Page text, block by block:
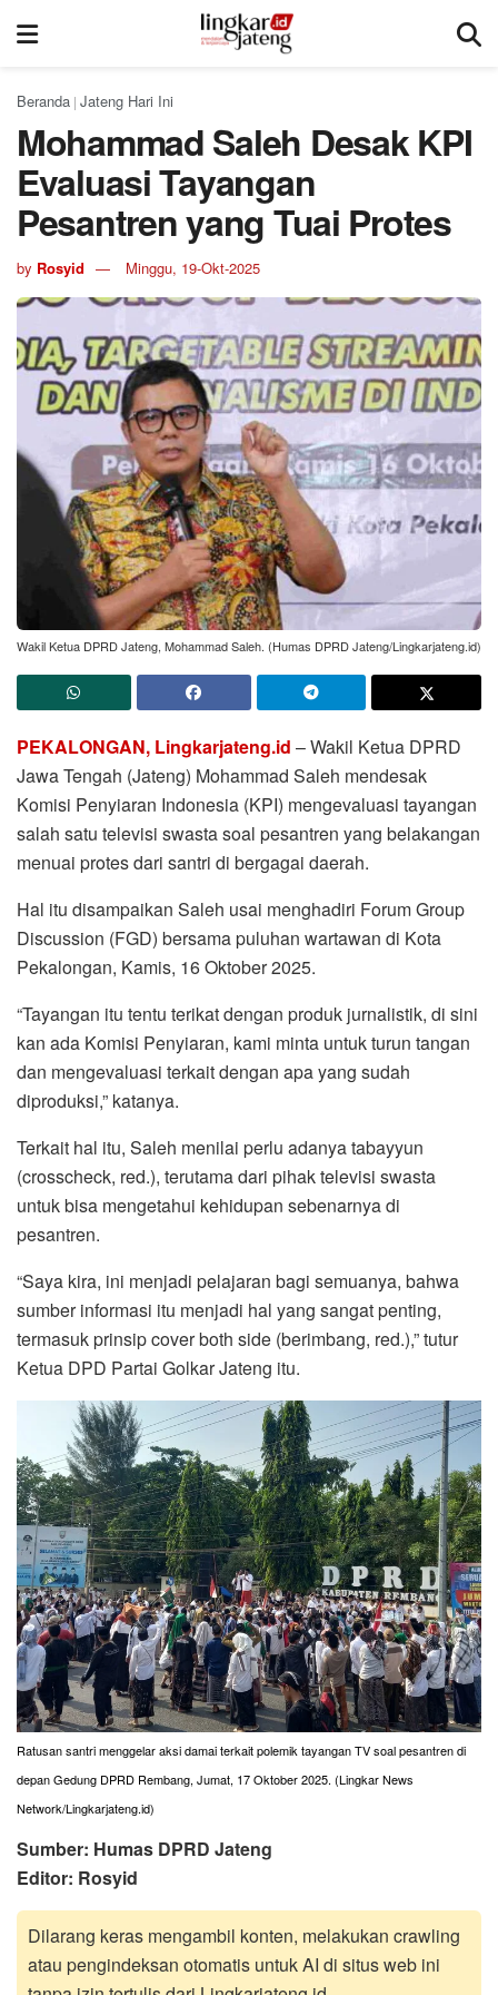
Beranda | Jateng Hari Ini
Mohammad Saleh Desak KPI
Evaluasi Tayangan
Pesantren yang Tuai Protes
by Rosyid Minggu, 19-Okt-2025
Wakil Ketua DPRD Jateng, Mohammad Saleh. (Humas DPRD Jateng/Lingkarjateng.id)
PEKALONGAN, Lingkarjateng.id – Wakil Ketua DPRD
Jawa Tengah (Jateng) Mohammad Saleh mendesak
Komisi Penyiaran Indonesia (KPI) mengevaluasi tayangan
salah satu televisi swasta soal pesantren yang belakangan
menuai protes dari santri di bergagai daerah.
Hal itu disampaikan Saleh usai menghadiri Forum Group
Discussion (FGD) bersama puluhan wartawan di Kota
Pekalongan, Kamis, 16 Oktober 2025.
“Tayangan itu tentu terikat dengan produk jurnalistik, di sini
kan ada Komisi Penyiaran, kami minta untuk turun tangan
dan mengevaluasi terkait dengan apa yang sudah
diproduksi,” katanya.
Terkait hal itu, Saleh menilai perlu adanya tabayyun
(crosscheck, red.), terutama dari pihak televisi swasta
untuk bisa mengetahui kehidupan sebenarnya di
pesantren.
“Saya kira, ini menjadi pelajaran bagi semuanya, bahwa
sumber informasi itu menjadi hal yang sangat penting,
termasuk prinsip cover both side (berimbang, red.),” tutur
Ketua DPD Partai Golkar Jateng itu.
Ratusan santri menggelar aksi damai terkait polemik tayangan TV soal pesantren di
depan Gedung DPRD Rembang, Jumat, 17 Oktober 2025. (Lingkar News
Network/Lingkarjateng.id)
Sumber: Humas DPRD Jateng
Editor: Rosyid
Dilarang keras mengambil konten, melakukan crawling
atau pengindeksan otomatis untuk AI di situs web ini